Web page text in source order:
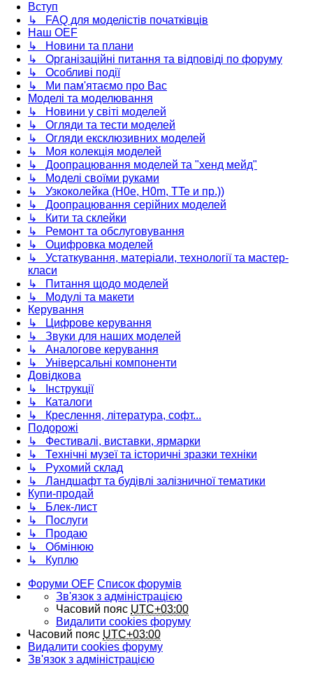
Вступ
↳ FAQ для моделістів початківців
Наш OEF
↳ Новини та плани
↳ Організаційні питання та відповіді по форуму
↳ Особливі події
↳ Ми пам'ятаємо про Вас
Моделі та моделювання
↳ Новини у світі моделей
↳ Огляди та тести моделей
↳ Огляди ексклюзивних моделей
↳ Моя колекція моделей
↳ Доопрацювання моделей та "хенд мейд"
↳ Моделі своїми руками
↳ Узкоколейка (H0e, H0m, TTe и пр.))
↳ Доопрацювання серійних моделей
↳ Кити та склейки
↳ Ремонт та обслуговування
↳ Оцифровка моделей
↳ Устаткування, матеріали, технології та мастер-
класи
↳ Питання щодо моделей
↳ Модулі та макети
Керування
↳ Цифрове керування
↳ Звуки для наших моделей
↳ Аналогове керування
↳ Універсальні компоненти
Довідкова
↳ Інструкції
↳ Каталоги
↳ Креслення, література, софт...
Подорожі
↳ Фестивалі, виставки, ярмарки
↳ Технічні музеї та історичні зразки техніки
↳ Рухомий склад
↳ Ландшафт та будівлі залізничної тематики
Купи-продай
↳ Блек-лист
↳ Послуги
↳ Продаю
↳ Обмінюю
↳ Куплю
Форуми OEF Список форумів
Зв'язок з адміністрацією
Часовий пояс UTC+03:00
Видалити cookies форуму
Часовий пояс UTC+03:00
Видалити cookies форуму
Зв'язок з адміністрацією